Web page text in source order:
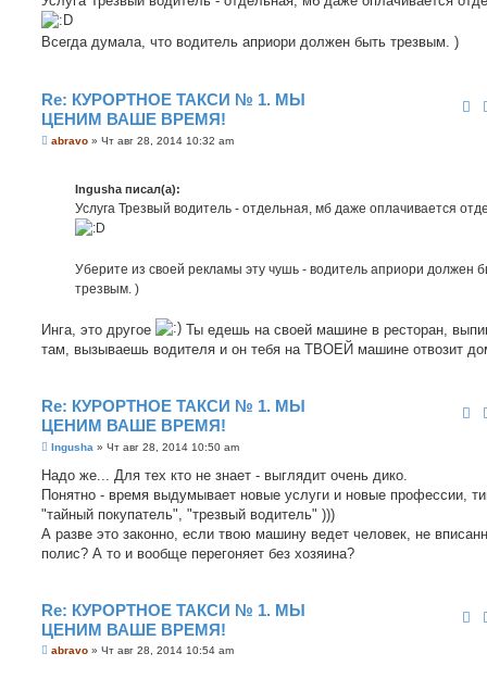
б
щ
е
н
Всегда думала, что водитель априори должен быть трезвым. )
Re: КУРОРТНОЕ ТАКСИ № 1. МЫ
ЦЕНИМ ВАШЕ ВРЕМЯ!
Сabravo » Чт авг 28, 2014 10:32 am
Ingusha писал(а):
Услуга Трезвый водитель - отдельная, мб даже оплачивается
Уберите из своей рекламы эту чушь - водитель априори должен
трезвым. )
Инга, это другое
Ты едешь на своей машине в ресторан,
там, вызываешь водителя и он тебя на ТВОЕЙ машине отвозит
Re: КУРОРТНОЕ ТАКСИ № 1. МЫ
ЦЕНИМ ВАШЕ ВРЕМЯ!
С
о
щ
е
и
е
Ingusha » Чт авг 28, 2014 10:50 am
Надо же... Для тех кто не знает - выглядит очень дико.
Понятно - время выдумывает новые услуги и новые профессии,
"тайный покупатель", "трезвый водитель" )))
А разве это законно, если твою машину ведет человек, не
полис? А то и вообще перегоняет без хозяина?
Re: КУРОРТНОЕ ТАКСИ № 1. МЫ
ЦЕНИМ ВАШЕ ВРЕМЯ!
Сabravo » Чт авг 28, 2014 10:54 am